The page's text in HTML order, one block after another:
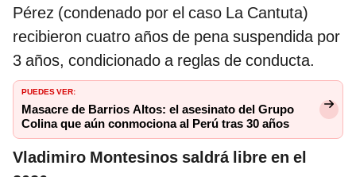
Pérez (condenado por el caso La Cantuta)
recibieron cuatro años de pena suspendida por
3 años, condicionado a reglas de conducta.
PUEDES VER:
Masacre de Barrios Altos: el asesinato del Grupo
Colina que aún conmociona al Perú tras 30 años
Vladimiro Montesinos saldrá libre en el